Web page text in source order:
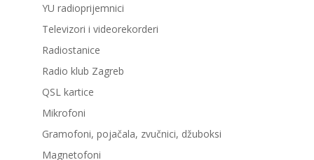
YU radioprijemnici
Televizori i videorekorderi
Radiostanice
Radio klub Zagreb
QSL kartice
Mikrofoni
Gramofoni, pojačala, zvučnici, džuboksi
Magnetofoni